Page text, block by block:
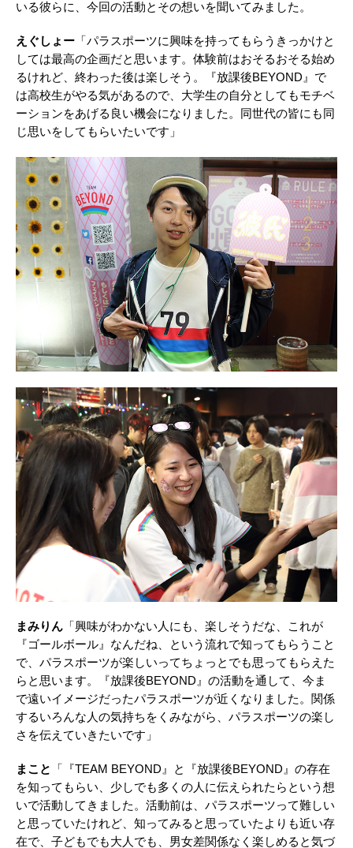
いる彼らに、今回の活動とその想いを聞いてみました。
えぐしょー 「パラスポーツに興味を持ってもらうきっかけと
しては最⾼の企画だと思います。体験前はおそるおそる始め
るけれど、終わった後は楽しそう。『放課後BEYOND』で
は⾼校⽣がやる気があるので、⼤学⽣の⾃分としてもモチベ
ーションをあげる良い機会になりました。同世代の皆にも同
じ思いをしてもらいたいです」
まみりん 「興味がわかない人にも、楽しそうだな、これが
『ゴールボール』なんだね、という流れで知ってもらうこと
で、パラスポーツが楽しいってちょっとでも思ってもらえた
らと思います。『放課後BEYOND』の活動を通して、今ま
で遠いイメージだったパラスポーツが近くなりました。関係
するいろんな⼈の気持ちをくみながら、パラスポーツの楽し
さを伝えていきたいです」
まこと
「『TEAM BEYOND』と『放課後BEYOND』の存在
を知ってもらい、少しでも多くの⼈に伝えられたらという想
いで活動してきました。活動前は、パラスポーツって難しい
と思っていたけれど、知ってみると思っていたよりも近い存
在で、⼦どもでも⼤⼈でも、男⼥差関係なく楽しめると気づ